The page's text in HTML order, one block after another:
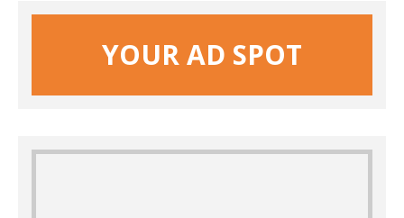
YOUR AD SPOT